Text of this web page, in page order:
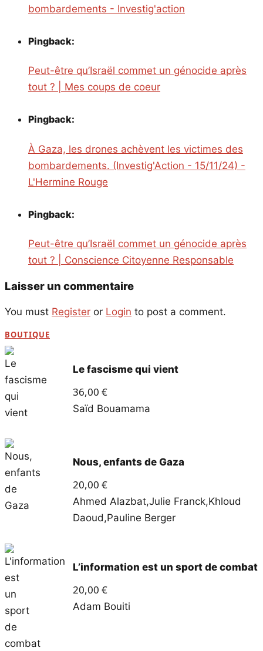
bombardements - Investig'action
Pingback:
Peut-être qu’Israël commet un génocide après
tout ? | Mes coups de coeur
Pingback:
À Gaza, les drones achèvent les victimes des
bombardements. (Investig'Action - 15/11/24) -
L'Hermine Rouge
Pingback:
Peut-être qu’Israël commet un génocide après
tout ? | Conscience Citoyenne Responsable
Laisser un commentaire
You must Register or Login to post a comment.
BOUTIQUE
Le fascisme qui vient
36,00 €
Saïd Bouamama
Nous, enfants de Gaza
20,00 €
Ahmed Alazbat,Julie Franck,Khloud
Daoud,Pauline Berger
L’information est un sport de combat
20,00 €
Adam Bouiti